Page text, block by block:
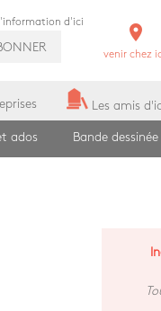
d'ici room
venir chez
Les amis
ados Bande dessinée